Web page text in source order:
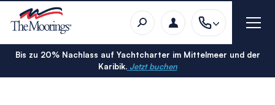
Bis zu 20% Nachlass auf Yachtcharter im Mittelmeer und der
Karibik.Jetzt buchen